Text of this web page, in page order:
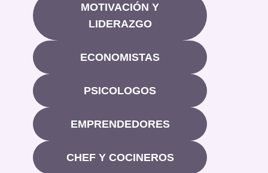
MOTIVACIÓN Y
LIDERAZGO
ECONOMISTAS
PSICOLOGOS
EMPRENDEDORES
CHEF Y COCINEROS